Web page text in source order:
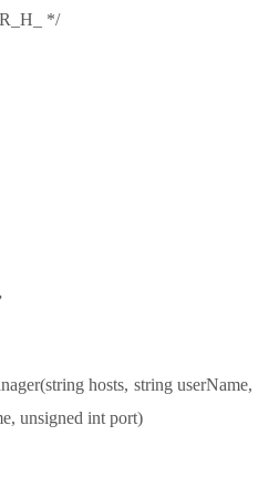
*/
hosts, string userName,
unsigned int port)